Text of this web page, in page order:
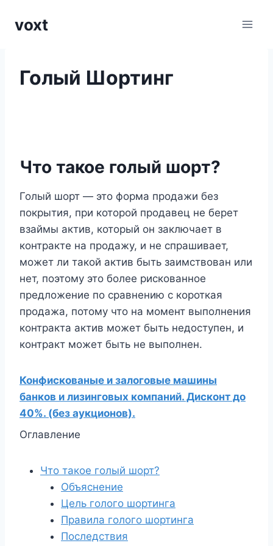
voxt
Голый Шортинг
Что такое голый шорт?
Голый шорт — это форма продажи без
покрытия, при которой продавец не берет
взаймы актив, который он заключает в
контракте на продажу, и не спрашивает,
может ли такой актив быть заимствован или
нет, поэтому это более рискованное
предложение по сравнению с короткая
продажа, потому что на момент выполнения
контракта актив может быть недоступен, и
контракт может быть не выполнен.
Конфискованые и залоговые машины
банков и лизинговых компаний. Дисконт до
40%. (без аукционов).
Оглавление
Что такое голый шорт?
Объяснение
Цель голого шортинга
Правила голого шортинга
Последствия